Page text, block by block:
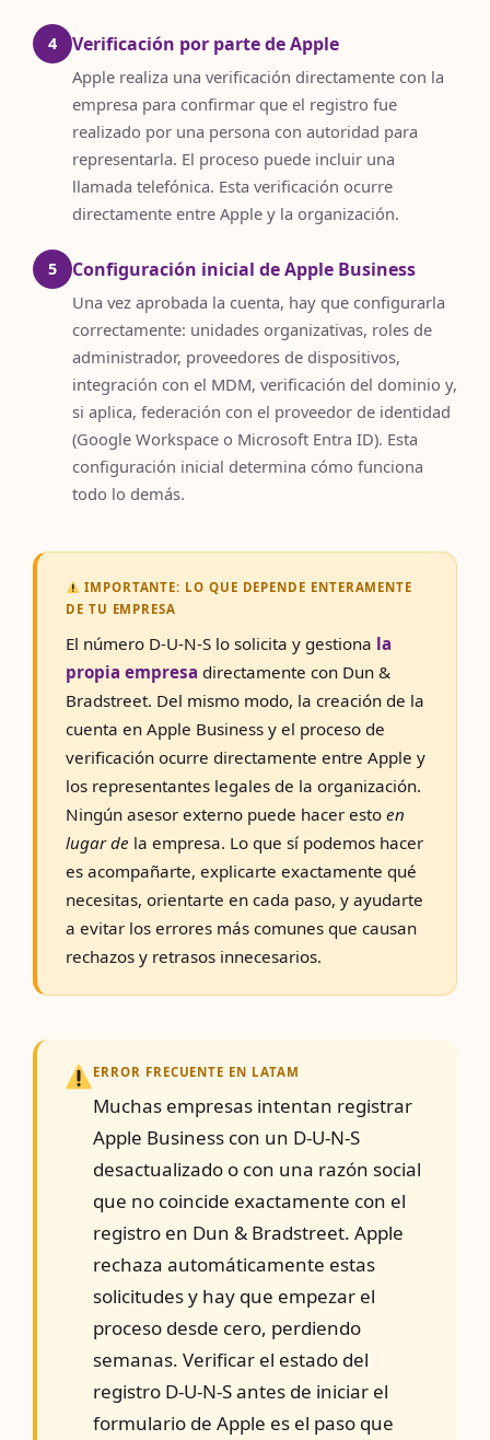
4 Verificación por parte de Apple
Apple realiza una verificación directamente con la
empresa para confirmar que el registro fue
realizado por una persona con autoridad para
representarla. El proceso puede incluir una
llamada telefónica. Esta verificación ocurre
directamente entre Apple y la organización.
5 Configuración inicial de Apple Business
Una vez aprobada la cuenta, hay que configurarla
correctamente: unidades organizativas, roles de
administrador, proveedores de dispositivos,
integración con el MDM, verificación del dominio y,
si aplica, federación con el proveedor de identidad
(Google Workspace o Microsoft Entra ID). Esta
configuración inicial determina cómo funciona
todo lo demás.
IMPORTANTE: LO QUE DEPENDE ENTERAMENTE
DE TU EMPRESA
El número D-U-N-S lo solicita y gestiona la
propia empresa directamente con Dun &
Bradstreet. Del mismo modo, la creación de la
cuenta en Apple Business y el proceso de
verificación ocurre directamente entre Apple y
los representantes legales de la organización.
Ningún asesor externo puede hacer esto en
lugar de la empresa. Lo que sí podemos hacer
es acompañarte, explicarte exactamente qué
necesitas, orientarte en cada paso, y ayudarte
a evitar los errores más comunes que causan
rechazos y retrasos innecesarios.
ERROR FRECUENTE EN LATAM
Muchas empresas intentan registrar
Apple Business con un D-U-N-S
desactualizado o con una razón social
que no coincide exactamente con el
registro en Dun & Bradstreet. Apple
rechaza automáticamente estas
solicitudes y hay que empezar el
proceso desde cero, perdiendo
semanas. Verificar el estado del
registro D-U-N-S antes de iniciar el
formulario de Apple es el paso que